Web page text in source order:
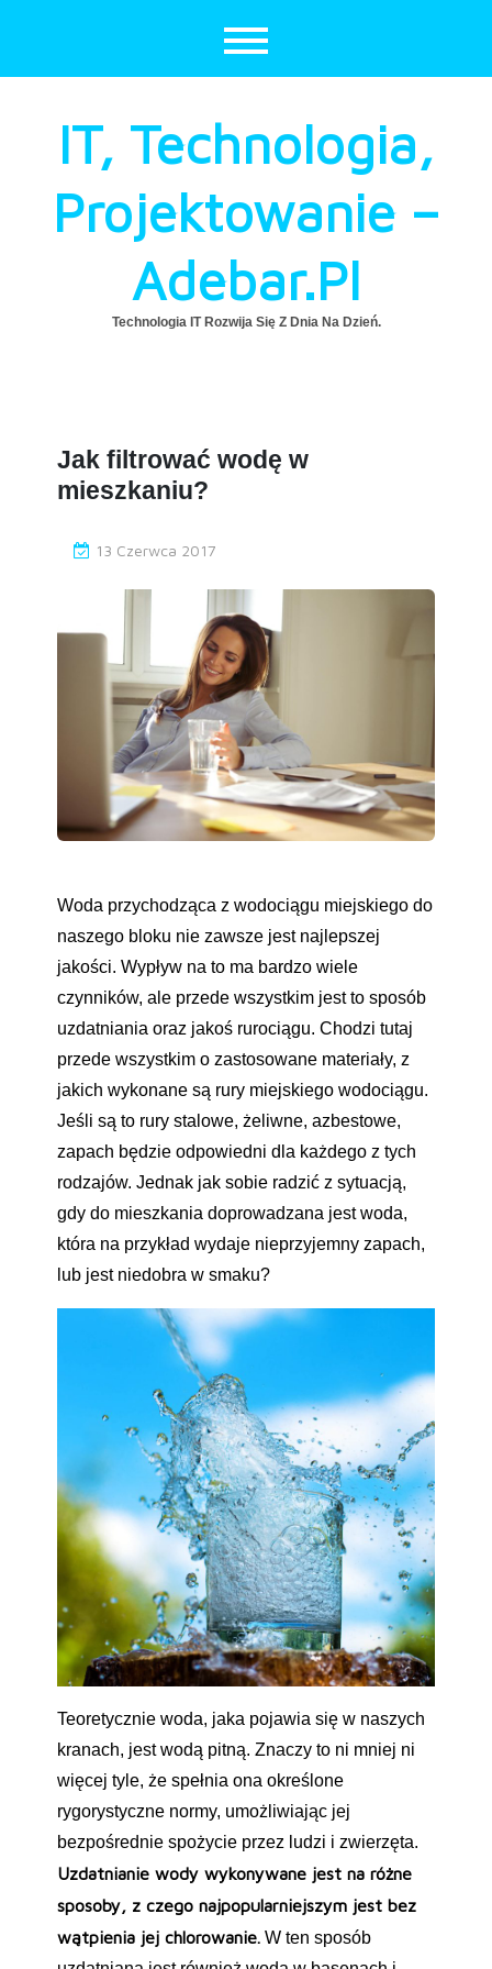
IT, Technologia,
Projektowanie –
Adebar.pl
Technologia IT Rozwija Się Z Dnia Na Dzień.
Jak filtrować wodę w
mieszkaniu?
13 Czerwca 2017
Woda przychodząca z wodociągu miejskiego do
naszego bloku nie zawsze jest najlepszej
jakości. Wypływ na to ma bardzo wiele
czynników, ale przede wszystkim jest to sposób
uzdatniania oraz jakoś rurociągu. Chodzi tutaj
przede wszystkim o zastosowane materiały, z
jakich wykonane są rury miejskiego wodociągu.
Jeśli są to rury stalowe, żeliwne, azbestowe,
zapach będzie odpowiedni dla każdego z tych
rodzajów. Jednak jak sobie radzić z sytuacją,
gdy do mieszkania doprowadzana jest woda,
która na przykład wydaje nieprzyjemny zapach,
lub jest niedobra w smaku?
Teoretycznie woda, jaka pojawia się w naszych
kranach, jest wodą pitną. Znaczy to ni mniej ni
więcej tyle, że spełnia ona określone
rygorystyczne normy, umożliwiając jej
bezpośrednie spożycie przez ludzi i zwierzęta.
Uzdatnianie wody wykonywane jest na różne
sposoby, z czego najpopularniejszym jest bez
wątpienia jej chlorowanie. W ten sposób